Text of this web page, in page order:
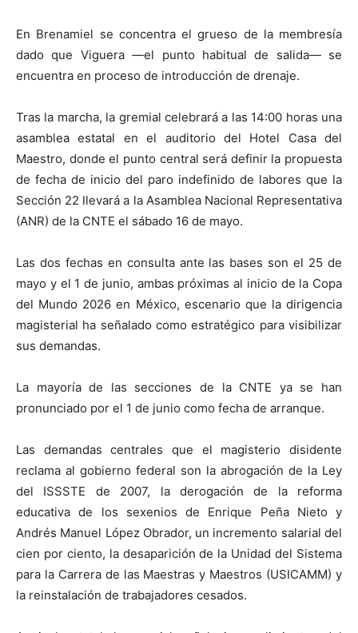
En Brenamiel se concentra el grueso de la membresía
dado que Viguera —el punto habitual de salida— se
encuentra en proceso de introducción de drenaje.
Tras la marcha, la gremial celebrará a las 14:00 horas una
asamblea estatal en el auditorio del Hotel Casa del
Maestro, donde el punto central será definir la propuesta
de fecha de inicio del paro indefinido de labores que la
Sección 22 llevará a la Asamblea Nacional Representativa
(ANR) de la CNTE el sábado 16 de mayo.
Las dos fechas en consulta ante las bases son el 25 de
mayo y el 1 de junio, ambas próximas al inicio de la Copa
del Mundo 2026 en México, escenario que la dirigencia
magisterial ha señalado como estratégico para visibilizar
sus demandas.
La mayoría de las secciones de la CNTE ya se han
pronunciado por el 1 de junio como fecha de arranque.
Las demandas centrales que el magisterio disidente
reclama al gobierno federal son la abrogación de la Ley
del ISSSTE de 2007, la derogación de la reforma
educativa de los sexenios de Enrique Peña Nieto y
Andrés Manuel López Obrador, un incremento salarial del
cien por ciento, la desaparición de la Unidad del Sistema
para la Carrera de las Maestras y Maestros (USICAMM) y
la reinstalación de trabajadores cesados.